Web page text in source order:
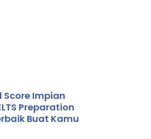
Score Impian
Preparation
Buat Kamu